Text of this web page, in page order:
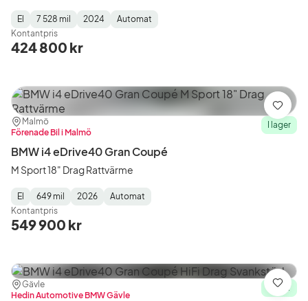
Fuel
Type:
El
Mätarställning :
7 528 mil
Model
Year:
2024
Gearbox
Type:
Automat
Kontantpris
424 800 kr
Plats:
Malmö
Återförsäljare:
Förenade Bil i Malmö
I lager
BMW i4 eDrive40 Gran Coupé
M Sport 18" Drag Rattvärme
Fuel
Type:
El
Mätarställning:
649 mil
Model
Year:
2026
Gearbox
Type:
Automat
Kontantpris
549 900 kr
Spara
Plats:
Gävle
Återförsäljare:
Hedin Automotive BMW Gävle
I lager
Spara